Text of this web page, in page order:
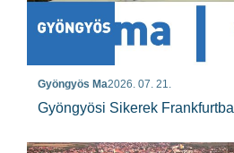
Gyöngyös Ma2026. 07. 21.
Gyöngyösi Sikerek